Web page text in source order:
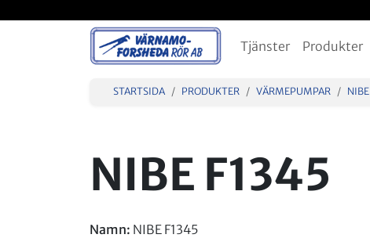
Tjänster Produkter
STARTSIDA PRODUKTER VÄRMEPUMPAR NIBE
NIBE F1345
Namn: NIBE F1345